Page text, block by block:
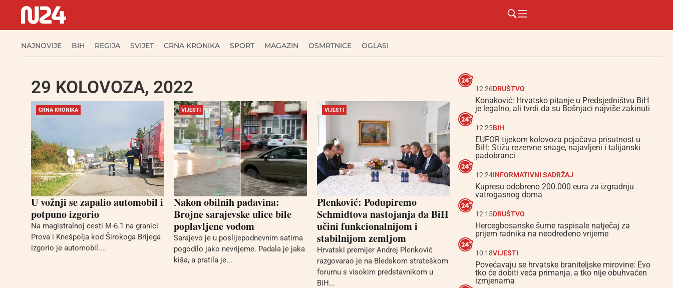
NAJNOVIJE BIH REGIJA SVIJET CRNA KRONIKA SPORT MAGAZIN OSMRTNICE OGLASI
29 KOLOVOZA, 2022
CRNA KRONIKA
U vožnji se zapalio automobil i
potpuno izgorio
Na magistralnoj cesti M-6.1 na granici
Prova i Knešpolja kod Širokoga Brijega
izgorio je automobil....
VIJESTI
Nakon obilnih padavina:
Brojne sarajevske ulice bile
poplavljene vodom
Sarajevo je u poslijepodnevnim satima
pogodilo jako nevrijeme. Padala je jaka
kiša, a pratila je...
VIJESTI
Plenković: Podupiremo
Schmidtova nastojanja da BiH
učini funkcionalnijom i
stabilnijom zemljom
Hrvatski premijer Andrej Plenković
razgovarao je na Bledskom strateškom
forumu s visokim predstavnikom u
BiH...
12:26DRUŠTVO
Konaković: Hrvatsko pitanje u Predsjedništvu BiH
je legalno, ali tvrdi da su Bošnjaci najviše zakinuti
12:25BIH
EUFOR tijekom kolovoza pojačava prisutnost u
BiH: Stižu rezervne snage, najavljeni i talijanski
padobranci
12:24INFORMATIVNI SADRŽAJ
Kupresu odobreno 200.000 eura za izgradnju
vatrogasnog doma
12:15DRUŠTVO
Hercegbosanske šume raspisale natječaj za
prijem radnika na neodređeno vrijeme
10:18VIJESTI
Povećavaju se hrvatske braniteljske mirovine: Evo
tko će dobiti veća primanja, a tko nije obuhvaćen
izmjenama